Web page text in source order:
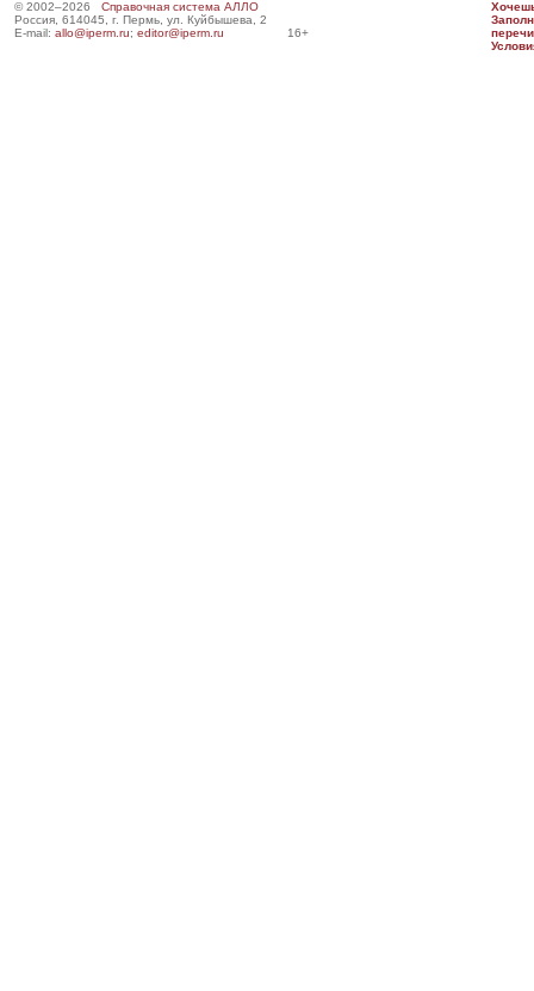
© 2002–2026 Справочная система АЛЛО
Россия, 614045, г. Пермь, ул. Куйбышева, 2
E-mail: allo@iperm.ru; editor@iperm.ru 16+